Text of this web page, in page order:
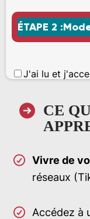
ÉTAPE 2
J'ai lu et
CE
Vivre de
réseaux
Accédez à